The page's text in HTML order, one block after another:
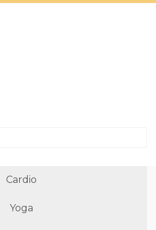
Cardio
Yoga